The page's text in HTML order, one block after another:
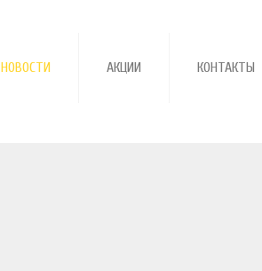
НОВОСТИ АКЦИИ КОНТАКТЫ